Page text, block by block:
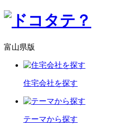
富山県版
住宅会社を探す
テーマから探す